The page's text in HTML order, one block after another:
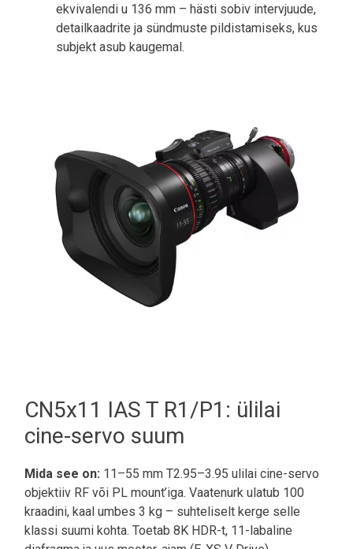
ekvivalendi u 136 mm – hästi sobiv intervjuude,
detailkaadrite ja sündmuste pildistamiseks, kus
subjekt asub kaugemal.
CN5x11 IAS T R1/P1: ülilai
cine-servo suum
Mida see on: 11–55 mm T2.95–3.95 ulilai cine-servo
objektiiv RF või PL mount’iga. Vaatenurk ulatub 100
kraadini, kaal umbes 3 kg – suhteliselt kerge selle
klassi suumi kohta. Toetab 8K HDR-t, 11-labaline